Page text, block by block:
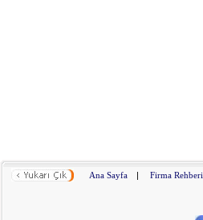
Ana Sayfa | Firma Rehberi